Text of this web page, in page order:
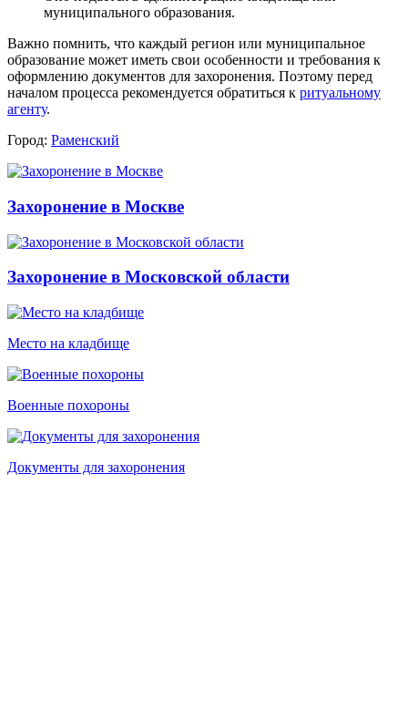
муниципального образования.
Важно помнить, что каждый регион или муниципальное
образование может иметь свои особенности и требования к
оформлению документов для захоронения. Поэтому перед
началом процесса рекомендуется обратиться к ритуальному
агенту.
Город: Раменский
Захоронение в Москве
Захоронение в Московской области
Место на кладбище
Военные похороны
Документы для захоронения